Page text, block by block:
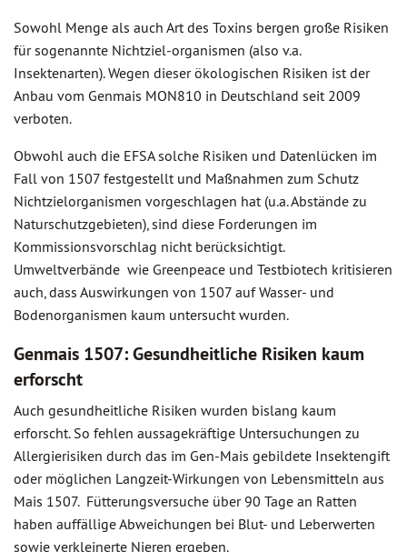
Sowohl Menge als auch Art des Toxins bergen große Risiken
für sogenannte Nichtziel-organismen (also v.a.
Insektenarten). Wegen dieser ökologischen Risiken ist der
Anbau vom Genmais MON810 in Deutschland seit 2009
verboten.
Obwohl auch die EFSA solche Risiken und Datenlücken im
Fall von 1507 festgestellt und Maßnahmen zum Schutz
Nichtzielorganismen vorgeschlagen hat (u.a. Abstände zu
Naturschutzgebieten), sind diese Forderungen im
Kommissionsvorschlag nicht berücksichtigt.
Umweltverbände wie Greenpeace und Testbiotech kritisieren
auch, dass Auswirkungen von 1507 auf Wasser- und
Bodenorganismen kaum untersucht wurden.
Genmais 1507: Gesundheitliche Risiken kaum
erforscht
Auch gesundheitliche Risiken wurden bislang kaum
erforscht. So fehlen aussagekräftige Untersuchungen zu
Allergierisiken durch das im Gen-Mais gebildete Insektengift
oder möglichen Langzeit-Wirkungen von Lebensmitteln aus
Mais 1507. Fütterungsversuche über 90 Tage an Ratten
haben auffällige Abweichungen bei Blut- und Leberwerten
sowie verkleinerte Nieren ergeben.